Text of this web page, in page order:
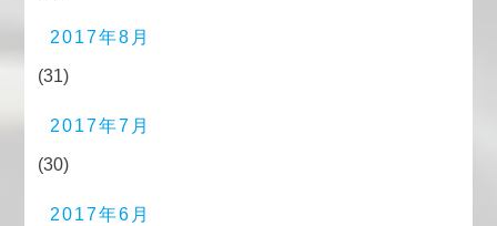
2017年8月
(31)
2017年7月
(30)
2017年6月